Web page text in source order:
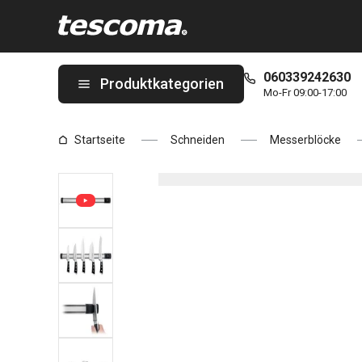
Produktkategorien 060339242630
Mo-Fr 09:00-17:00
Startseite Schneiden Messerblöcke